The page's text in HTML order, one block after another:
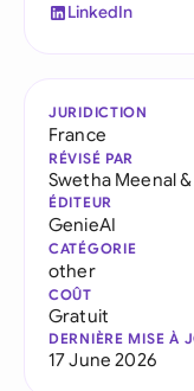
LinkedIn
JURIDICTION
France
RÉVISÉ PAR
Swetha Meenal&
ÉDITEUR
GenieAI
CATÉGORIE
other
COÛT
Gratuit
DERNIÈRE MISE À
17 June 2026